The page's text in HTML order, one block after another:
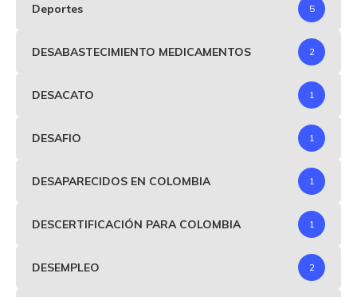
Deportes 5
DESABASTECIMIENTO MEDICAMENTOS 2
DESACATO 1
DESAFIO 1
DESAPARECIDOS EN COLOMBIA 1
DESCERTIFICACIÓN PARA COLOMBIA 1
DESEMPLEO 2